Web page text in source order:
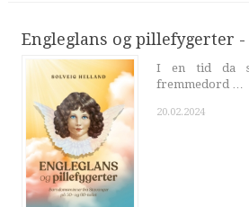
Engleglans og pillefygerter -
I en tid da
fremmedord …
20.02.2024